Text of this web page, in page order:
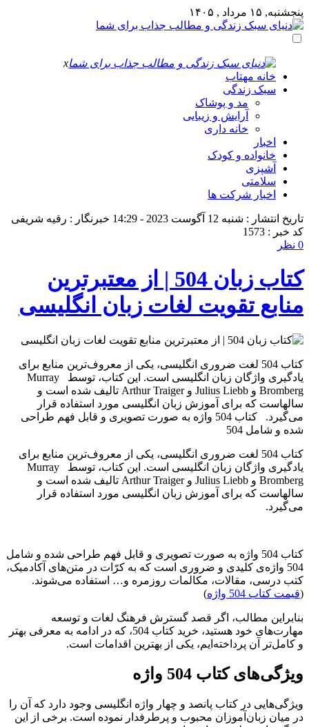
پنجشنبه, ۱۵ مرداد , ۱۴۰۵
x
خانه مهتاب
سبک زندگی
مد و پوشاک
آرایش و زیبایی
خانه داری
اخبار
خانواده و کودک
آشپزی
سلامتی
اخبار شرکت ها
تاریخ انتشار : شنبه 12 آگوست 2023 - 14:29
خبرنگار : رقیه شریفی
کد خبر : 1573
0 نظر
کتاب زبان 504 | از معتبرترین
منابع تقویت لغات زبان انگلیسی
کتاب 504 لغت ضروری انگلیسی، یکی از معروف‌ترین منابع برای
یادگیری واژگان زبان انگلیسی است. این کتاب، توسط Murray
Bromberg و Julius Liebb و Arthur Traiger تالیف شده است و
سالهاست که برای آموزش زبان انگلیسی مورد استفاده قرار
می‌گیرد. کتاب 504 واژه به صورت تصویری و قابل فهم طراحی
شده و شامل 504
کتاب 504 لغت ضروری انگلیسی، یکی از معروف‌ترین منابع برای
یادگیری واژگان زبان انگلیسی است. این کتاب، توسط Murray
Bromberg و Julius Liebb و Arthur Traiger تالیف شده است و
سالهاست که برای آموزش زبان انگلیسی مورد استفاده قرار
می‌گیرد.
کتاب 504 واژه به صورت تصویری و قابل فهم طراحی شده و شامل
504 واژه‌ی کلیدی و ضروری است که به کرّات در متن‌های آکادمیک،
کتب درسی، مقالات، مکالمات روزمره و… استفاده می‌شوند.
(قیمت کتاب 504 واژه )
بنابراین مطالب، اگر قصد گسترش فرهنگ لغات و توسعه
مهارت‌های خود هستید، خرید کتاب 504، که در ادامه به معرفی بهتر
و کامل‌تر آن پرداخته‌ایم، یکی از بهترین اقدامات است.
ویژگی‌های کتاب 504 واژه
ویژگی‌هایی در کتاب پانصد و چهار واژه انگلیسی وجود دارد که آن را
در میان زبان‌آموزان محبوب و پرطرفدار نموده است. برخی از این